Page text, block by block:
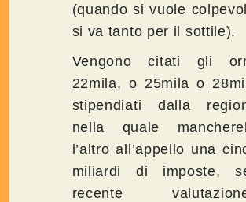
(quando si vuole
si va tanto per il sottile).
Vengono citati gli
22mila, o 25mila o
stipendiati dalla
nella quale
l’altro all’appello una
miliardi di imposte,
recente